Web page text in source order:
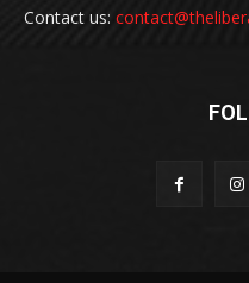
Contact us: